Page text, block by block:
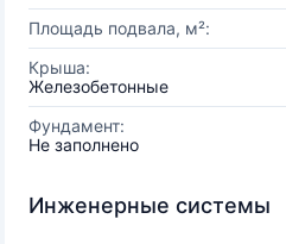
Площадь подвала, м²:
Крыша:
Железобетонные
Фундамент:
Не заполнено
Инженерные системы